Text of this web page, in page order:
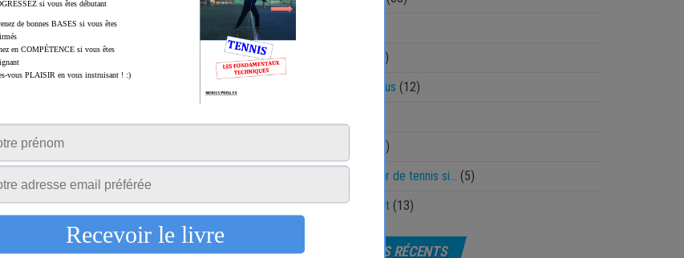
0
Tennis Astuce : Retrouver son âme
ParMORRISFAITDUTENNIS
L’état d’esprit du débutant est un trésor souvent enfoui
et perdu. Je vous donne les clefs pour le retrouver. Si…
(64)
Tennis pour tous (12)
(13)
Tu es un joueur de tennis si… (5)
WolfMovement (13)
ARTICLES RÉCENTS